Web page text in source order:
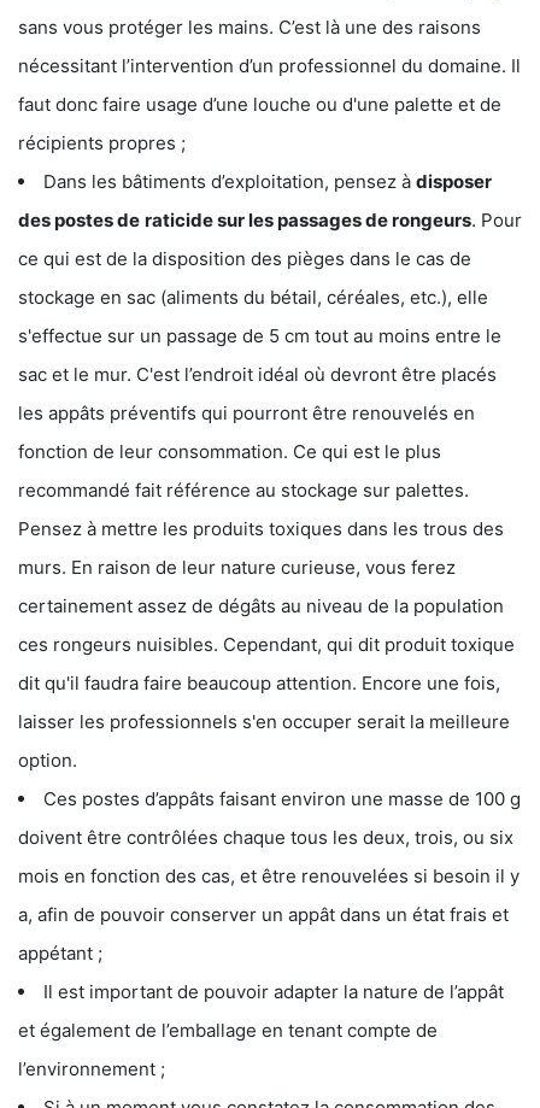
sans vous protéger les mains. C’est là une des raisons
nécessitant l’intervention d’un professionnel du domaine. Il
faut donc faire usage d’une louche ou d'une palette et de
récipients propres ;
Dans les bâtiments d’exploitation, pensez à disposer
des postes de raticide sur les passages de rongeurs. Pour
ce qui est de la disposition des pièges dans le cas de
stockage en sac (aliments du bétail, céréales, etc.), elle
s'effectue sur un passage de 5 cm tout au moins entre le
sac et le mur. C'est l’endroit idéal où devront être placés
les appâts préventifs qui pourront être renouvelés en
fonction de leur consommation. Ce qui est le plus
recommandé fait référence au stockage sur palettes.
Pensez à mettre les produits toxiques dans les trous des
murs. En raison de leur nature curieuse, vous ferez
certainement assez de dégâts au niveau de la population
ces rongeurs nuisibles. Cependant, qui dit produit toxique
dit qu'il faudra faire beaucoup attention. Encore une fois,
laisser les professionnels s'en occuper serait la meilleure
option.
Ces postes d’appâts faisant environ une masse de 100 g
doivent être contrôlées chaque tous les deux, trois, ou six
mois en fonction des cas, et être renouvelées si besoin il y
a, afin de pouvoir conserver un appât dans un état frais et
appétant ;
Il est important de pouvoir adapter la nature de l’appât
et également de l’emballage en tenant compte de
l’environnement ;